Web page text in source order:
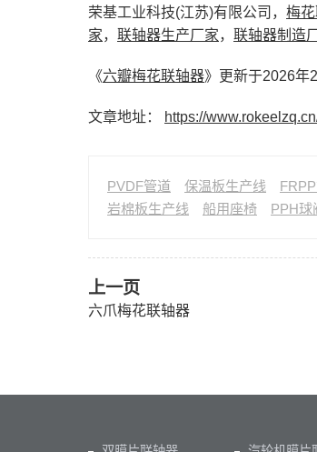
荣基工业科技(江苏)有限公司， 梅
家， 联轴器生产厂家， 联轴器制造
《六瓣梅花联轴器》更新于2026年
文章地址： https://
PVDF管道 保温板生产线
岩棉板生产线
船用座椅 PPH球
上一页
六爪梅花联轴器